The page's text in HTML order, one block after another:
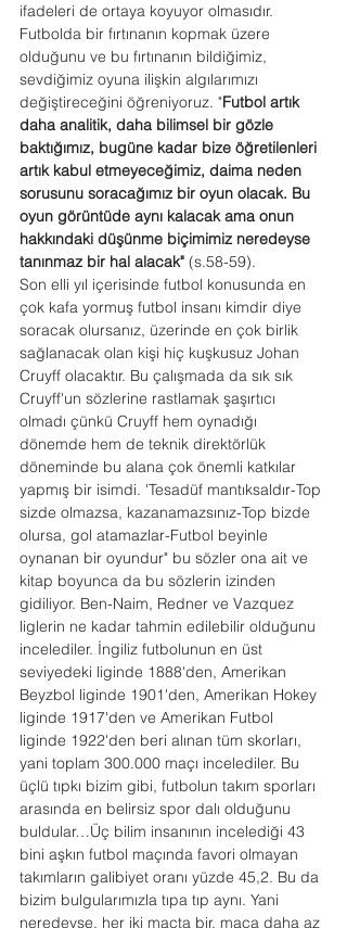
ifadeleri de ortaya koyuyor olmasıdır.
Futbolda bir fırtınanın kopmak üzere
olduğunu ve bu fırtınanın bildiğimiz,
sevdiğimiz oyuna ilişkin algılarımızı
değiştireceğini öğreniyoruz. "Futbol artık
daha analitik, daha bilimsel bir gözle
baktığımız, bugüne kadar bize öğretilenleri
artık kabul etmeyeceğimiz, daima neden
sorusunu soracağımız bir oyun olacak. Bu
oyun görüntüde aynı kalacak ama onun
hakkındaki düşünme biçimimiz neredeyse
tanınmaz bir hal alacak" (s.58-59).
Son elli yıl içerisinde futbol konusunda en
çok kafa yormuş futbol insanı kimdir diye
soracak olursanız, üzerinde en çok birlik
sağlanacak olan kişi hiç kuşkusuz Johan
Cruyff olacaktır. Bu çalışmada da sık sık
Cruyff'un sözlerine rastlamak şaşırtıcı
olmadı çünkü Cruyff hem oynadığı
dönemde hem de teknik direktörlük
döneminde bu alana çok önemli katkılar
yapmış bir isimdi. 'Tesadüf mantıksaldır-Top
sizde olmazsa, kazanamazsınız-Top bizde
olursa, gol atamazlar-Futbol beyinle
oynanan bir oyundur" bu sözler ona ait ve
kitap boyunca da bu sözlerin izinden
gidiliyor. Ben-Naim, Redner ve Vazquez
liglerin ne kadar tahmin edilebilir olduğunu
incelediler. İngiliz futbolunun en üst
seviyedeki liginde 1888'den, Amerikan
Beyzbol liginde 1901'den, Amerikan Hokey
liginde 1917'den ve Amerikan Futbol
liginde 1922'den beri alınan tüm skorları,
yani toplam 300.000 maçı incelediler. Bu
üçlü tıpkı bizim gibi, futbolun takım sporları
arasında en belirsiz spor dalı olduğunu
buldular…Üç bilim insanının incelediği 43
bini aşkın futbol maçında favori olmayan
takımların galibiyet oranı yüzde 45,2. Bu da
bizim bulgularımızla tıpa tıp aynı. Yani
neredeyse, her iki maçta bir, maça daha az